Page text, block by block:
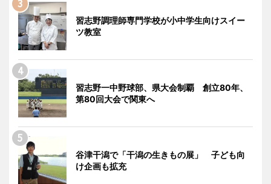
習志野調理師専門学校が小中学生向けスイー
ツ教室
習志野一中野球部、県大会制覇 創立80年、
第80回大会で関東へ
谷津干潟で「干潟の生きもの展」 子ども向
け企画も拡充